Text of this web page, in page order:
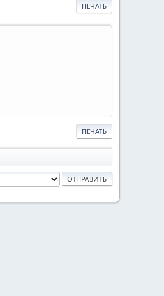
ПЕЧАТЬ
ПЕЧАТЬ